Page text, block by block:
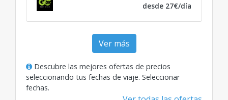
desde 27€/día
Ver más
Descubre las mejores ofertas de precios
seleccionando tus fechas de viaje. Seleccionar
fechas.